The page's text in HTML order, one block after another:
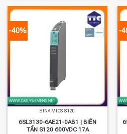
-40%
SINAMICS S120
6SL3130-6AE21-0AB1 | BIẾN
TẦN S120 600VDC 17A
-